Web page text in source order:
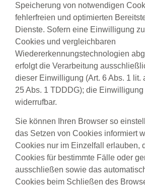
Speicherung von notwendigen
fehlerfreien und optimierten
Dienste. Sofern eine Einwilligung
Cookies und vergleichbaren
Wiedererkennungstechnologien
erfolgt die Verarbeitung
dieser Einwilligung (Art. 6 Abs. 1 lit.
25 Abs. 1 TDDDG); die
widerrufbar.
Sie können Ihren Browser so
das Setzen von Cookies informiert
Cookies nur im Einzelfall erlauben,
Cookies für bestimmte Fälle oder
ausschließen sowie das
Cookies beim Schließen des